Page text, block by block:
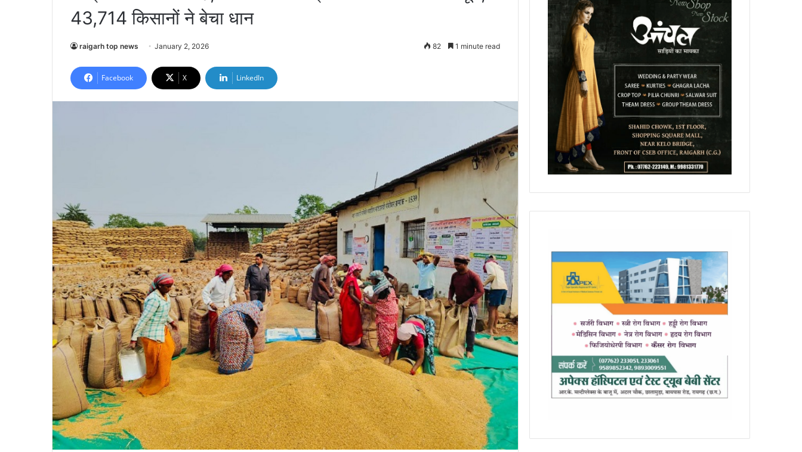
43,714 किसानों ने बेचा धान
raigarh top news January 2, 2026 82 1 minute read
Facebook X LinkedIn